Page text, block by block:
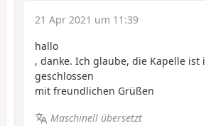
21 Apr 2021 um 11:39
hallo
, danke. Ich glaube, die Kapelle ist
geschlossen
mit freundlichen Grüßen
Maschinell übersetzt